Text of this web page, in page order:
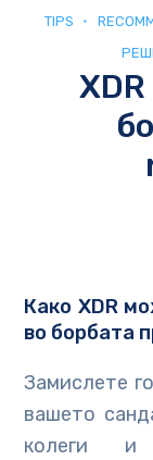
TIPS
Како XDR
во борбата
Замислете
вашето
колеги и